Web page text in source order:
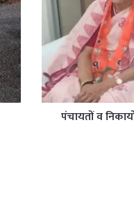
पंचायतों व